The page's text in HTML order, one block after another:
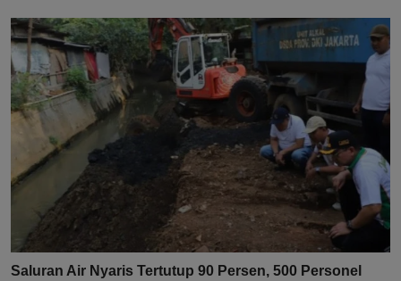
Saluran Air Nyaris Tertutup 90 Persen, 500 Personel